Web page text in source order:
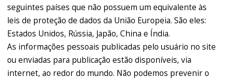
seguintes países que não possuem um equivalente às
leis de proteção de dados da União Europeia. São eles:
Estados Unidos, Rússia, Japão, China e Índia.
As informações pessoais publicadas pelo usuário no site
ou enviadas para publicação estão disponíveis, via
internet, ao redor do mundo. Não podemos prevenir o